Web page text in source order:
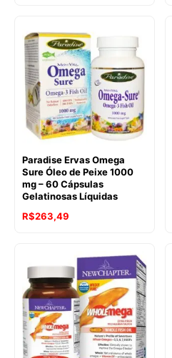
Paradise Ervas Omega
Sure Óleo de Peixe 1000
mg – 60 Cápsulas
Gelatinosas Líquidas
R$263,49